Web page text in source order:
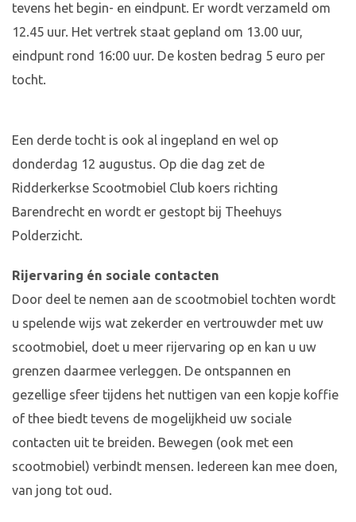
tevens het begin- en eindpunt. Er wordt verzameld om
12.45 uur. Het vertrek staat gepland om 13.00 uur,
eindpunt rond 16:00 uur. De kosten bedrag 5 euro per
tocht.
Een derde tocht is ook al ingepland en wel op
donderdag 12 augustus. Op die dag zet de
Ridderkerkse Scootmobiel Club koers richting
Barendrecht en wordt er gestopt bij Theehuys
Polderzicht.
Rijervaring én sociale contacten
Door deel te nemen aan de scootmobiel tochten wordt
u spelende wijs wat zekerder en vertrouwder met uw
scootmobiel, doet u meer rijervaring op en kan u uw
grenzen daarmee verleggen. De ontspannen en
gezellige sfeer tijdens het nuttigen van een kopje koffie
of thee biedt tevens de mogelijkheid uw sociale
contacten uit te breiden. Bewegen (ook met een
scootmobiel) verbindt mensen. Iedereen kan mee doen,
van jong tot oud.